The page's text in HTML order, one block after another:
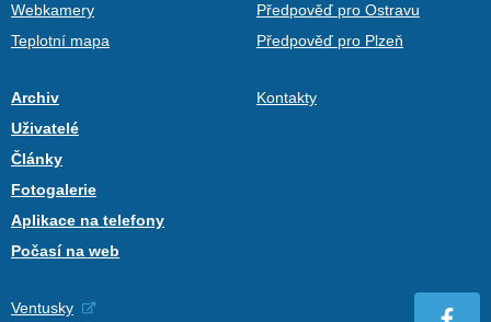
Webkamery
Teplotní mapa
Předpověď pro Ostravu
Předpověď pro Plzeň
Archiv
Uživatelé
Články
Fotogalerie
Aplikace na telefony
Počasí na web
Kontakty
Ventusky